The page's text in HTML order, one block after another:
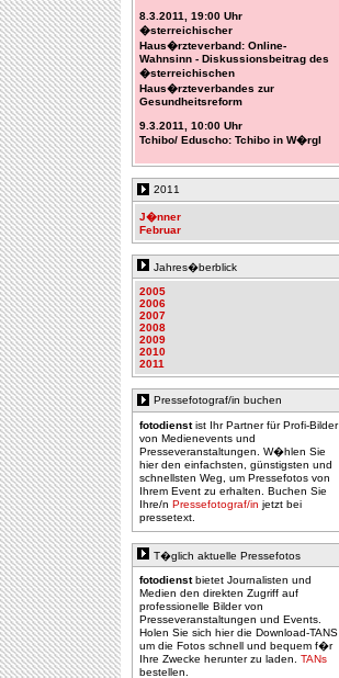
8.3.2011, 19:00 Uhr
�sterreichischer
Haus�rzteverband: Online-
Wahnsinn - Diskussionsbeitrag des
�sterreichischen
Haus�rzteverbandes zur
Gesundheitsreform
9.3.2011, 10:00 Uhr
Tchibo/ Eduscho: Tchibo in W�rgl
2011
J�nner
Februar
Jahres�berblick
2005
2006
2007
2008
2009
2010
2011
Pressefotograf/in buchen
fotodienstist Ihr Partner für Profi-Bilder
von Medienevents und
Presseveranstaltungen. W�hlen Sie
hier den einfachsten, günstigsten und
schnellsten Weg, um Pressefotos von
Ihrem Event zu erhalten. Buchen Sie
Ihre/n Pressefotograf/in jetzt bei
pressetext.
T�glich aktuelle Pressefotos
fotodienstbietet Journalisten und
Medien den direkten Zugriff auf
professionelle Bilder von
Presseveranstaltungen und Events.
Holen Sie sich hier die Download-TANS
um die Fotos schnell und bequem f�r
Ihre Zwecke herunter zu laden. TANs
bestellen.